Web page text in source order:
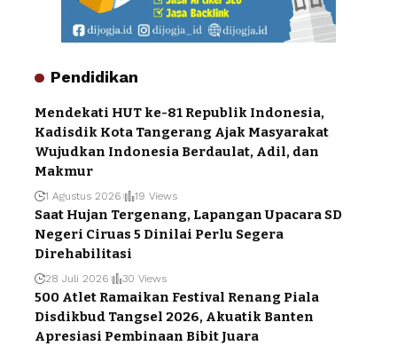
Pendidikan
Mendekati HUT ke-81 Republik Indonesia,
Kadisdik Kota Tangerang Ajak Masyarakat
Wujudkan Indonesia Berdaulat, Adil, dan
Makmur
1 Agustus 2026 19 Views
Saat Hujan Tergenang, Lapangan Upacara SD
Negeri Ciruas 5 Dinilai Perlu Segera
Direhabilitasi
28 Juli 2026 30 Views
500 Atlet Ramaikan Festival Renang Piala
Disdikbud Tangsel 2026, Akuatik Banten
Apresiasi Pembinaan Bibit Juara